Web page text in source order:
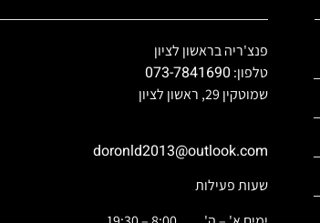
פנצ'ריה בראשון לציון
טלפון:073-7841690
שמוטקין 29, ראשון לציון
doronld2013@outlook.com
שעות פעילות